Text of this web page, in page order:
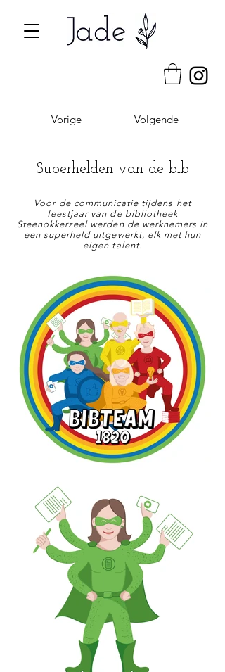
Vorige Volgende
Superhelden van de bib
Voor de communicatie tijdens het
feestjaar van de bibliotheek
Steenokkerzeel werden de werknemers in
een superheld uitgewerkt, elk met hun
eigen talent.